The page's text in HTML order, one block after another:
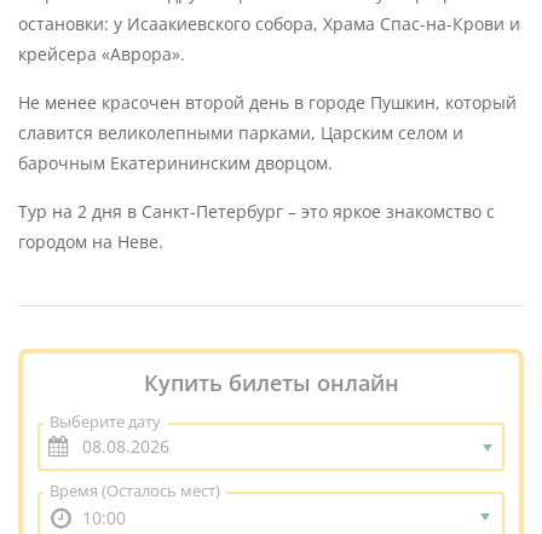
остановки: у Исаакиевского собора, Храма Спас-на-Крови и
крейсера «Аврора».
Не менее красочен второй день в городе Пушкин, который
славится великолепными парками, Царским селом и
барочным Екатерининским дворцом.
Тур на 2 дня в Санкт-Петербург – это яркое знакомство с
городом на Неве.
Купить билеты онлайн
Выберите дату
Время (Осталось мест)
10:00